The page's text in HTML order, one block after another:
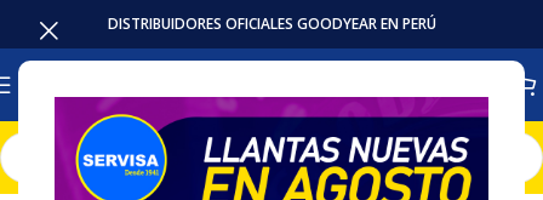
DISTRIBUIDORES OFICIALES GOODYEAR EN PERÚ
Inicio Baterias AGM